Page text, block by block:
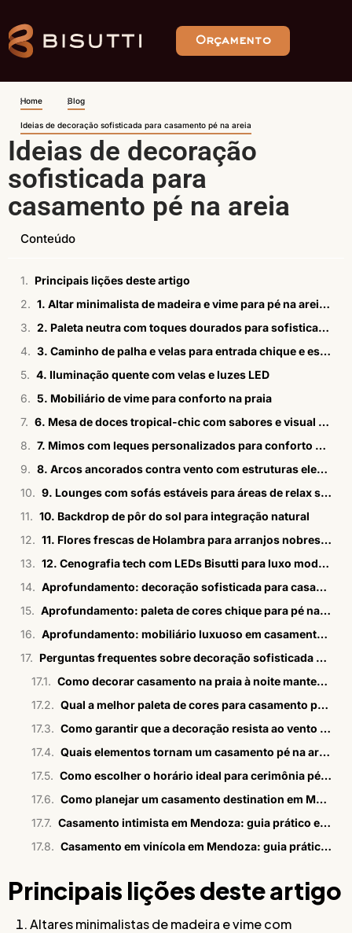
Orçamento
Home Blog
Ideias de decoração sofisticada para casamento pé na areia
Ideias de decoração
sofisticada para
casamento pé na areia
Conteúdo
Principais lições deste artigo
1. Altar minimalista de madeira e vime para pé na areia elegante
2. Paleta neutra com toques dourados para sofisticação natural
3. Caminho de palha e velas para entrada chique e estável
4. Iluminação quente com velas e luzes LED
5. Mobiliário de vime para conforto na praia
6. Mesa de doces tropical-chic com sabores e visual elevados
7. Mimos com leques personalizados para conforto dos convidados
8. Arcos ancorados contra vento com estruturas elegantes
9. Lounges com sofás estáveis para áreas de relax sofisticadas
10. Backdrop de pôr do sol para integração natural
11. Flores frescas de Holambra para arranjos nobres e resistentes
12. Cenografia tech com LEDs Bisutti para luxo moderno à noite
Aprofundamento: decoração sofisticada para casamento praia à noite
Aprofundamento: paleta de cores chique para pé na areia
Aprofundamento: mobiliário luxuoso em casamento na praia
Perguntas frequentes sobre decoração sofisticada pé na areia
Como decorar casamento na praia à noite mantendo elegância?
Qual a melhor paleta de cores para casamento pé na areia luxuoso?
Como garantir que a decoração resista ao vento na praia?
Quais elementos tornam um casamento pé na areia verdadeiramente sofisticado?
Como escolher o horário ideal para cerimônia pé na areia?
Como planejar um casamento destination em Mendoza
Casamento intimista em Mendoza: guia prático e estratégico
Casamento em vinícola em Mendoza: guia prático para casais
Principais lições deste artigo
Altares minimalistas de madeira e vime com